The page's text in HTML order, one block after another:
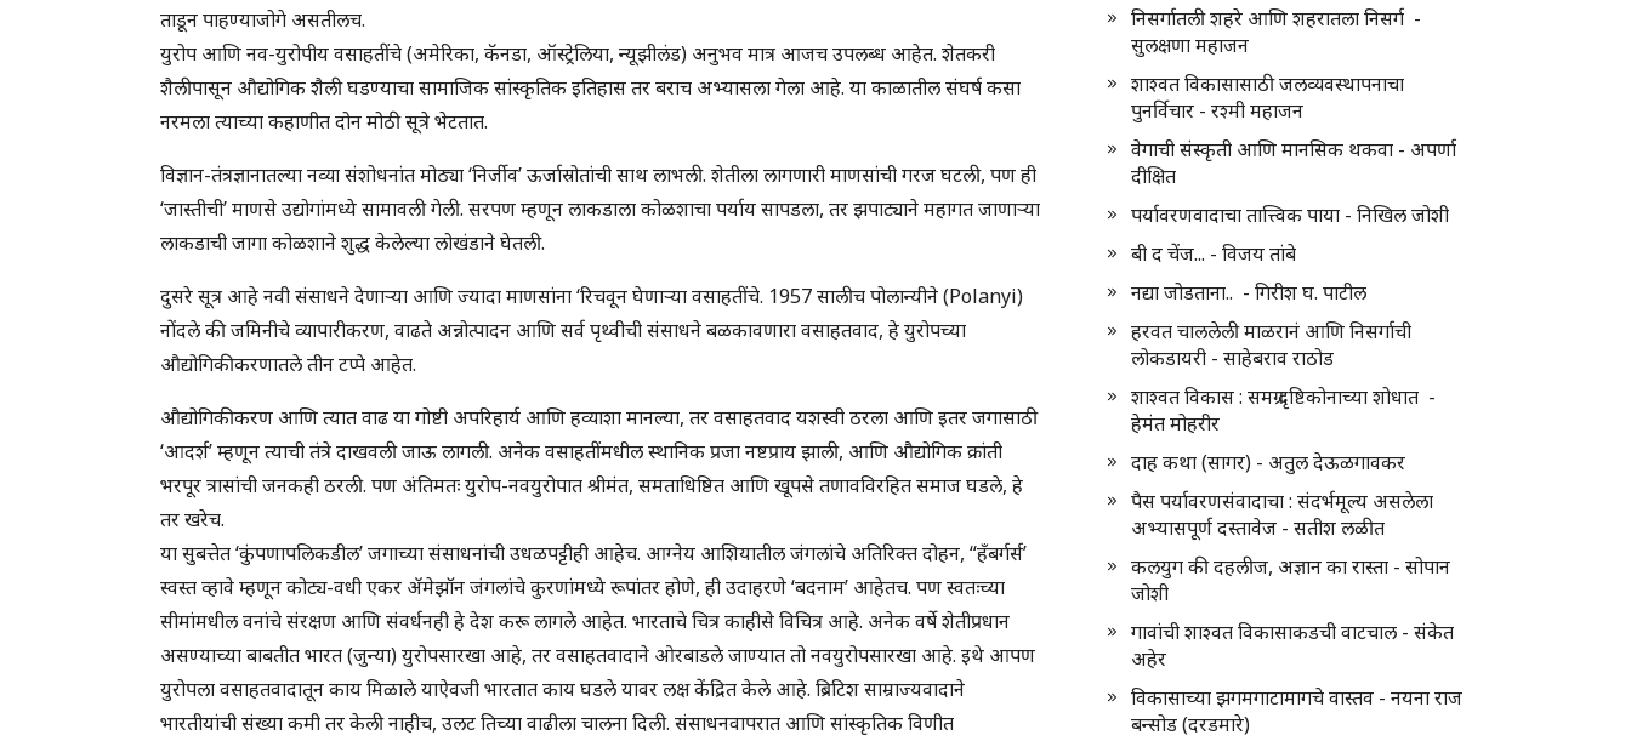
ताडून पाहण्याजोगे असतीलच.
युरोप आणि नव-युरोपीय वसाहतींचे (अमेरिका, कॅनडा, ऑस्ट्रेलिया, न्यूझीलंड) अनुभव मात्र आजच उपलब्ध आहेत. शेतकरी
शैलीपासून औद्योगिक शैली घडण्याचा सामाजिक सांस्कृतिक इतिहास तर बराच अभ्यासला गेला आहे. या काळातील संघर्ष कसा
नरमला त्याच्या कहाणीत दोन मोठी सूत्रे भेटतात.
विज्ञान-तंत्रज्ञानातल्या नव्या संशोधनांत मोठ्या ‘निर्जीव’ ऊर्जास्रोतांची साथ लाभली. शेतीला लागणारी माणसांची गरज घटली, पण ही
‘जास्तीची’ माणसे उद्योगांमध्ये सामावली गेली. सरपण म्हणून लाकडाला कोळशाचा पर्याय सापडला, तर झपाट्याने महागत जाणाऱ्या
लाकडाची जागा कोळशाने शुद्ध केलेल्या लोखंडाने घेतली.
दुसरे सूत्र आहे नवी संसाधने देणाऱ्या आणि ज्यादा माणसांना ‘रिचवून घेणाऱ्या वसाहतींचे. 1957 सालीच पोलान्यीने (Polanyi)
नोंदले की जमिनीचे व्यापारीकरण, वाढते अन्नोत्पादन आणि सर्व पृथ्वीची संसाधने बळकावणारा वसाहतवाद, हे युरोपच्या
औद्योगिकीकरणातले तीन टप्पे आहेत.
औद्योगिकीकरण आणि त्यात वाढ या गोष्टी अपरिहार्य आणि हव्याशा मानल्या, तर वसाहतवाद यशस्वी ठरला आणि इतर जगासाठी
‘आदर्श’ म्हणून त्याची तंत्रे दाखवली जाऊ लागली. अनेक वसाहतींमधील स्थानिक प्रजा नष्टप्राय झाली, आणि औद्योगिक क्रांती
भरपूर त्रासांची जनकही ठरली. पण अंतिमतः युरोप-नवयुरोपात श्रीमंत, समताधिष्ठित आणि खूपसे तणावविरहित समाज घडले, हे
तर खरेच.
या सुबत्तेत ‘कुंपणापलिकडील’ जगाच्या संसाधनांची उधळपट्टीही आहेच. आग्नेय आशियातील जंगलांचे अतिरिक्त दोहन, “हँबर्गर्स’
स्वस्त व्हावे म्हणून कोट्य-वधी एकर ॲमेझॉन जंगलांचे कुरणांमध्ये रूपांतर होणे, ही उदाहरणे ‘बदनाम’ आहेतच. पण स्वतःच्या
सीमांमधील वनांचे संरक्षण आणि संवर्धनही हे देश करू लागले आहेत. भारताचे चित्र काहीसे विचित्र आहे. अनेक वर्षे शेतीप्रधान
असण्याच्या बाबतीत भारत (जुन्या) युरोपसारखा आहे, तर वसाहतवादाने ओरबाडले जाण्यात तो नवयुरोपसारखा आहे. इथे आपण
युरोपला वसाहतवादातून काय मिळाले याऐवजी भारतात काय घडले यावर लक्ष केंद्रित केले आहे. ब्रिटिश साम्राज्यवादाने
भारतीयांची संख्या कमी तर केली नाहीच, उलट तिच्या वाढीला चालना दिली. संसाधनवापरात आणि सांस्कृतिक विणीत
निसर्गातली शहरे आणि शहरातला निसर्ग -
सुलक्षणा महाजन
शाश्वत विकासासाठी जलव्यवस्थापनाचा
पुनर्विचार - रश्मी महाजन
वेगाची संस्कृती आणि मानसिक थकवा - अपर्णा
दीक्षित
पर्यावरणवादाचा तात्त्विक पाया - निखिल जोशी
बी द चेंज... - विजय तांबे
नद्या जोडताना.. - गिरीश घ. पाटील
हरवत चाललेली माळरानं आणि निसर्गाची
लोकडायरी - साहेबराव राठोड
शाश्वत विकास : समग्र दृष्टिकोनाच्या शोधात -
हेमंत मोहरीर
दाह कथा (सागर) - अतुल देऊळगावकर
पैस पर्यावरणसंवादाचा : संदर्भमूल्य असलेला
अभ्यासपूर्ण दस्तावेज - सतीश लळीत
कलयुग की दहलीज, अज्ञान का रास्ता - सोपान
जोशी
गावांची शाश्वत विकासाकडची वाटचाल - संकेत
अहेर
विकासाच्या झगमगाटामागचे वास्तव - नयना राज
बन्सोड (दरडमारे)